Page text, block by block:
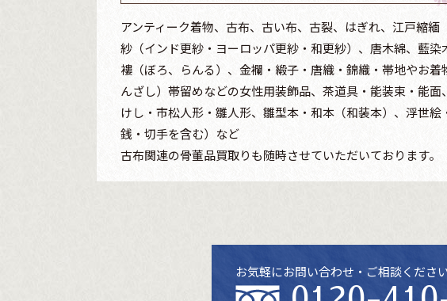
アンティーク着物、古布、古い布、古裂、はぎれ、江戸縮緬
紗（インド更紗・ヨーロッパ更紗・和更紗）、唐木綿、藍染
褸（ぼろ、らんる）、金襴・緞子・唐織・錦織・帯地やお
んざし）帯留めなどの女性用装飾品、茶道具・能装束・能面
けし・市松人形・雛人形、雛型本・和本（和装本）、浮世絵
銭・切手を含む）など
古布関連の骨董品買取りも随時させていただいております。
お気軽にお問い合わせ・ご相談ください